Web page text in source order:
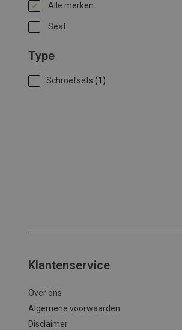
Alle merken
Seat
Type
Schroefsets (1)
Klantenservice
Over ons
Algemene voorwaarden
Disclaimer